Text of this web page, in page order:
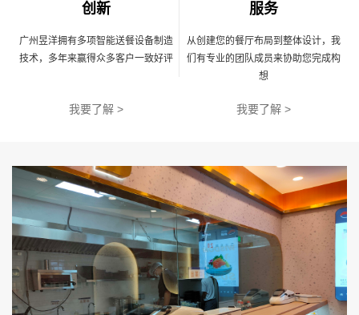
创新
广州昱洋拥有多项智能送餐设备制造
技术，多年来赢得众多客户一致好评
我要了解 >
服务
从创建您的餐厅布局到整体设计，我
们有专业的团队成员来协助您完成构
想
我要了解 >